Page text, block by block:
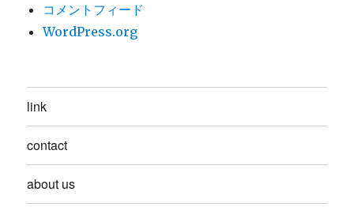
コメントフィード
WordPress.org
link
contact
about us